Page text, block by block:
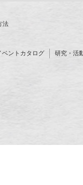
法
ベントカタログ 研究・活